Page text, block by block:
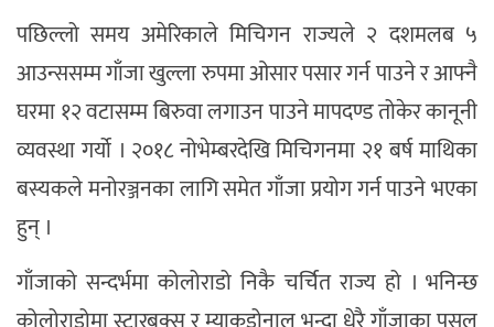
पछिल्लो समय अमेरिकाले मिचिगन राज्यले २ दशमलब ५
आउन्ससम्म गाँजा खुल्ला रुपमा ओसार पसार गर्न पाउने र आफ्नै
घरमा १२ वटासम्म बिरुवा लगाउन पाउने मापदण्ड तोकेर कानूनी
व्यवस्था गर्यो । २०१८ नोभेम्बरदेखि मिचिगनमा २१ बर्ष माथिका
बस्यकले मनोरञ्जनका लागि समेत गाँजा प्रयोग गर्न पाउने भएका
हुन् ।
गाँजाको सन्दर्भमा कोलोराडो निकै चर्चित राज्य हो । भनिन्छ